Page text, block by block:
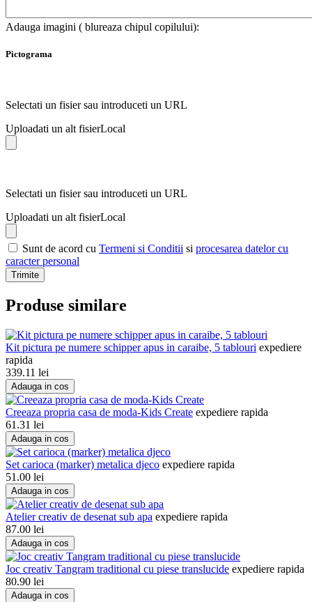
Adauga imagini ( blureaza chipul copilului):
Pictograma
Selectati un fisier sau introduceti un URL
Uploadati un alt fisierLocal
Selectati un fisier sau introduceti un URL
Uploadati un alt fisierLocal
Sunt de acord cu Termeni si Conditii si procesarea datelor cu
caracter personal
Trimite
Produse similare
Kit pictura pe numere schipper apus in caraibe, 5 tablouri expediere
rapida
339.11 lei
Adauga in cos
Creeaza propria casa de moda-Kids Create expediere rapida
61.31 lei
Adauga in cos
Set carioca (marker) metalica djeco expediere rapida
51.00 lei
Adauga in cos
Atelier creativ de desenat sub apa expediere rapida
87.00 lei
Adauga in cos
Joc creativ Tangram traditional cu piese translucide expediere rapida
80.90 lei
Adauga in cos